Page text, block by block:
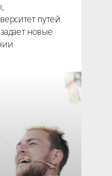
путей
новые